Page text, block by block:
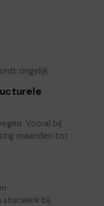
ongelijk
Vooral bij
maanden tot
stucwerk bij